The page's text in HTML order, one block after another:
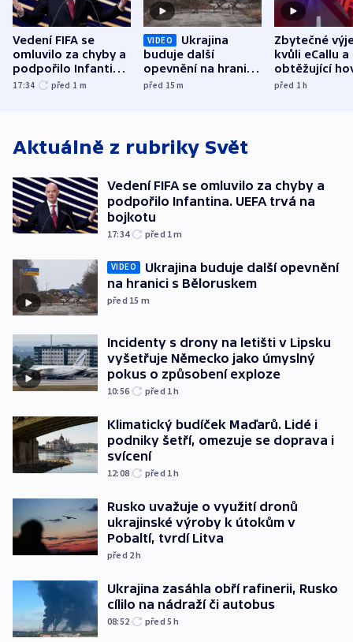
Vedení FIFA se
omluvilo za chyby a
podpořilo Infantina.
UEFA trvá na
17:34 před 1 m
VIDEO
Ukrajina
buduje další
opevnění na hranici
s Běloruskem
před 15m
Zbytečné
kvůli eCallu a
obtěžující
zdržují
před 1h
Aktuálně z rubriky Svět
Vedení FIFA se omluvilo za chyby a
podpořilo Infantina. UEFA trvá na
bojkotu
17:34 před 1m
VIDEO
Ukrajina buduje další opevnění
na hranici s Běloruskem
před 15 m
Incidenty s drony na letišti v Lipsku
vyšetřuje Německo jako úmyslný
pokus o způsobení exploze
10:56 před 1h
Klimatický budíček Maďarů. Lidé i
podniky šetří, omezuje se doprava i
svícení
12:08 před 1h
Rusko uvažuje o využití dronů
ukrajinské výroby k útokům v
Pobaltí, tvrdí Litva
před 2h
Ukrajina zasáhla obří rafinerii, Rusko
cílilo na nádraží či autobus
08:52 před 5h